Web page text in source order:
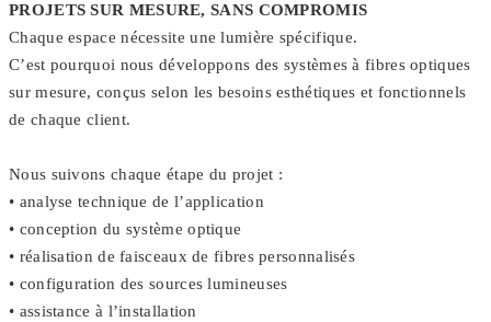
PROJETS SUR MESURE, SANS COMPROMIS
Chaque espace nécessite une lumière spécifique.
C’est pourquoi nous développons des systèmes à fibres optiques
sur mesure, conçus selon les besoins esthétiques et fonctionnels
de chaque client.
Nous suivons chaque étape du projet :
• analyse technique de l’application
• conception du système optique
• réalisation de faisceaux de fibres personnalisés
• configuration des sources lumineuses
• assistance à l’installation